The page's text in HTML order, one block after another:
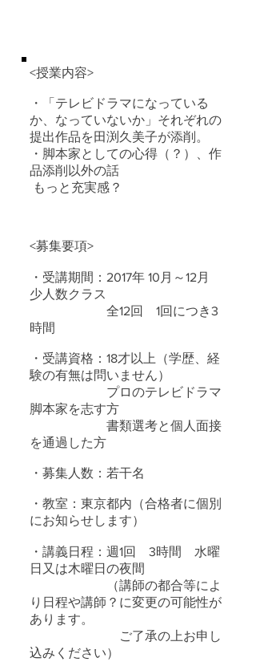
<授業内容>
・「テレビドラマになっている
か、なっていないか」それぞれの
提出作品を田渕久美子が添削。
・脚本家としての心得（？）、作
品添削以外の話
もっと充実感？
<募集要項>
・受講期間：2017年 10月～12月
少人数クラス
全12回 1回につき3
時間
・受講資格：18才以上（学歴、経
験の有無は問いません）
プロのテレビドラマ
脚本家を志す方
書類選考と個人面接
を通過した方
・募集人数：若干名
・教室：東京都内（合格者に個別
にお知らせします）
・講義日程：週1回 3時間 水曜
日又は木曜日の夜間
（講師の都合等によ
り日程や講師？に変更の可能性が
あります。
ご了承の上お申し
込みください）